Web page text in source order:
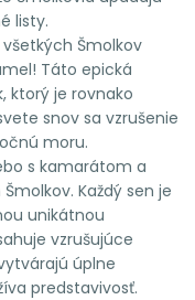
listy.
Šmolkov
Táto epická
ktorý je rovnako
snov sa vzrušenie
moru.
s kamarátom a
Každý sen je
unikátnou
vzrušujúce
úplne
predstavivosť.